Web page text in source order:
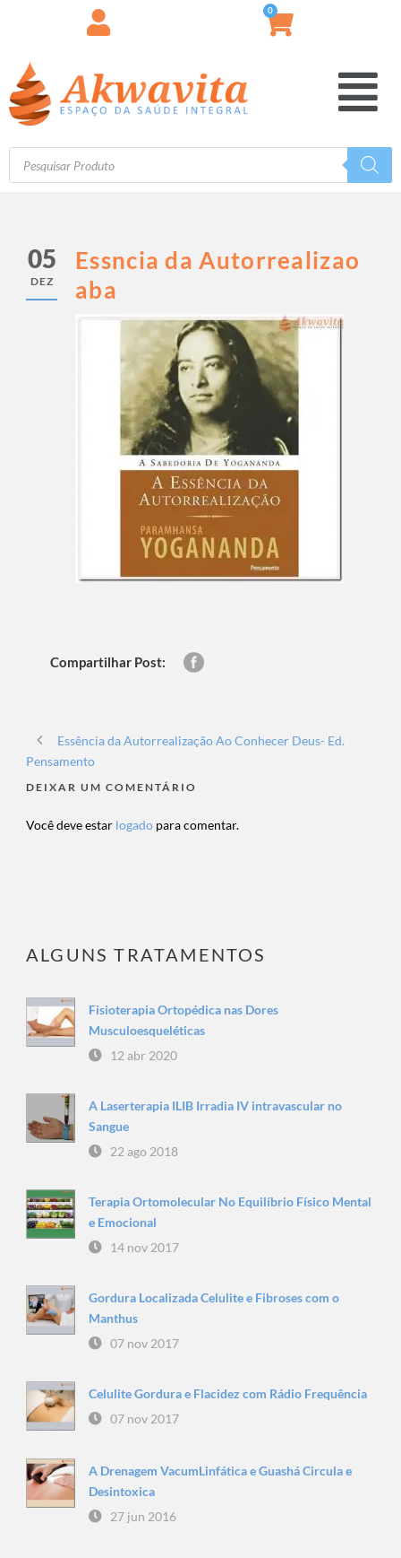
0
05
DEZ
Essncia da Autorrealizao
aba
Compartilhar Post:
Essência da Autorrealização Ao Conhecer Deus- Ed.
Pensamento
DEIXAR UM COMENTÁRIO
Você deve estar logado para comentar.
ALGUNS TRATAMENTOS
Fisioterapia Ortopédica nas Dores
Musculoesqueléticas
12 abr 2020
A Laserterapia ILIB Irradia IV intravascular no
Sangue
22 ago 2018
Terapia Ortomolecular No Equilíbrio Físico Mental
e Emocional
14 nov 2017
Gordura Localizada Celulite e Fibroses com o
Manthus
07 nov 2017
Celulite Gordura e Flacidez com Rádio Frequência
07 nov 2017
A Drenagem VacumLinfática e Guashá Circula e
Desintoxica
27 jun 2016